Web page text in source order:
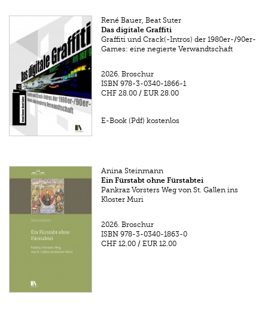
René Bauer, Beat Suter
Das digitale Graffiti
Graffiti und Crack(-Intros) der 1980er-/90er-
Games: eine negierte Verwandtschaft
2026. Broschur
ISBN 978-3-0340-1866-1
CHF 28.00 /EUR 28.00
E-Book (Pdf) kostenlos
Anina Steinmann
Ein Fürstabt ohne Fürstabtei
Pankraz Vorsters Weg von St. Gallen ins
Kloster Muri
2026. Broschur
ISBN 978-3-0340-1863-0
CHF 12.00 /EUR 12.00